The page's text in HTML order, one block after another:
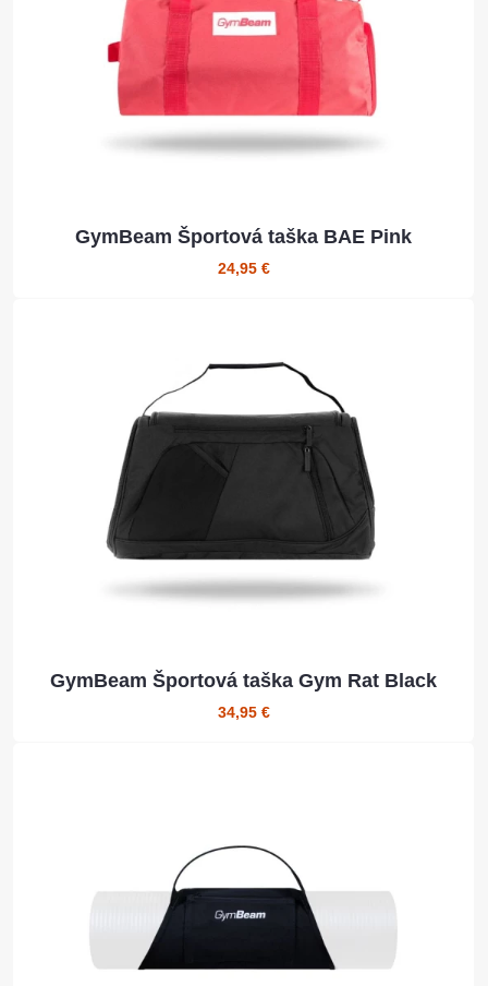
GymBeam Športová taška BAE Pink
24,95 €
GymBeam Športová taška Gym Rat Black
34,95 €